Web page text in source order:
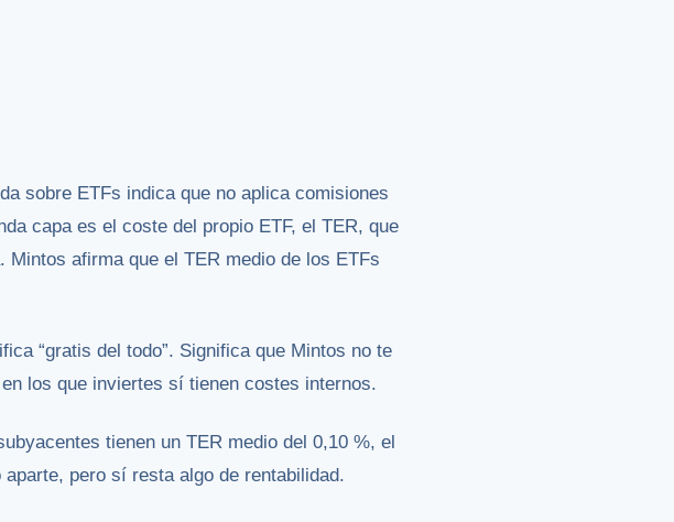
sobre ETFs indica que no aplica comisiones
capa es el coste del propio ETF, el TER, que
afirma que el TER medio de los ETFs
“gratis del todo”. Significa que Mintos no te
los que inviertes sí tienen costes internos.
tienen un TER medio del 0,10 %, el
pero sí resta algo de rentabilidad.